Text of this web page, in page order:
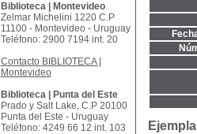
Biblioteca | Montevideo
Zelmar Michelini 1220 C.P
11100 - Montevideo - Uruguay
Teléfono: 2900 7194 int. 20
Contacto BIBLIOTECA |
Montevideo
Biblioteca | Punta del Este
Prado y Salt Lake, C.P 20100
Punta del Este - Uruguay
Teléfono: 4249 66 12 int. 103